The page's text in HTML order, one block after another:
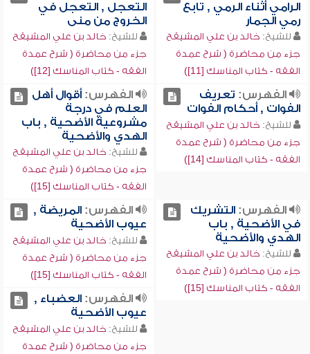
الرامي أثناء الرمي , تابع
رمي الجمار
للشيخ: خالد بن علي المشيقح
جزء من محاضرة ( شرح عمدة
الفقه - كتاب المناسك [11])
التعجل , التعجل في
الخروج من منى
للشيخ: خالد بن علي المشيقح
جزء من محاضرة ( شرح عمدة
الفقه - كتاب المناسك [12])
الفهرس: تعريف
الفوات , أحكام الفوات
للشيخ: خالد بن علي المشيقح
جزء من محاضرة ( شرح عمدة
الفقه - كتاب المناسك [14])
الفهرس:أقوال أهل
العلم في درجة
مشروعية الأضحية , باب
الهدي والأضحية
للشيخ: خالد بن علي المشيقح
جزء من محاضرة ( شرح عمدة
الفقه - كتاب المناسك [15])
الفهرس:التشريك
في الأضحية , باب
الهدي والأضحية
للشيخ: خالد بن علي المشيقح
جزء من محاضرة ( شرح عمدة
الفقه - كتاب المناسك [15])
الفهرس:المريضة ,
عيوب الأضحية
للشيخ: خالد بن علي المشيقح
جزء من محاضرة ( شرح عمدة
الفقه - كتاب المناسك [15])
الفهرس:العضباء ,
عيوب الأضحية
للشيخ: خالد بن علي المشيقح
جزء من محاضرة ( شرح عمدة